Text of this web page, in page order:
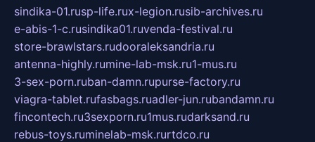
sindika-01.rusp-life.rux-legion.rusib-archives.ru
e-abis-1-c.rusindika01.ruvenda-festival.ru
store-brawlstars.rudooraleksandria.ru
antenna-highly.rumine-lab-msk.ru1-mus.ru
3-sex-porn.ruban-damn.rupurse-factory.ru
viagra-tablet.rufasbags.ruadler-jun.rubandamn.ru
fincontech.ru3sexporn.ru1mus.rudarksand.ru
rebus-toys.ruminelab-msk.rurtdco.ru